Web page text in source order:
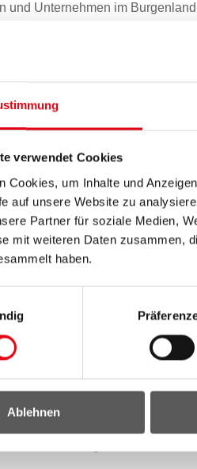
verwendet Cookies
Cookies, um Inhalte und
auf unsere Website zu
Partner für soziale Medien,
mit weiteren Daten zusammen,
haben.
Ablehnen
und Unternehmen im
ermöglicht es, unsere
zu erledigen.
– Digitalisierung braucht zur
im gesamten Burgenland.
– Digitalisierung
barrierefreien und mobilen
– Digitalisierung
burgenländischen Unternehmen
verschafft allen
die Möglichkeit,
muss gewährleisten, dass die
geschützt sind und die
Landes Burgenland in vollem